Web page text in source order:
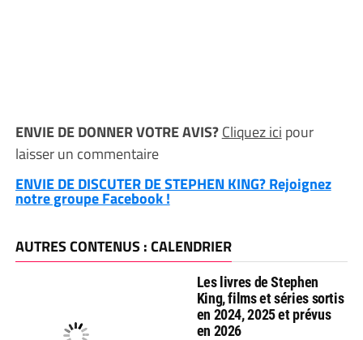
ENVIE DE DONNER VOTRE AVIS?Cliquez ici pour
laisser un commentaire
ENVIE DE DISCUTER DE STEPHEN KING? Rejoignez
notre groupe Facebook !
AUTRES CONTENUS : CALENDRIER
Les livres de Stephen
King, films et séries sortis
en 2024, 2025 et prévus
en 2026